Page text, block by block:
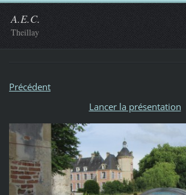
A.E.C.
Theillay
Précédent
Lancer la présentation